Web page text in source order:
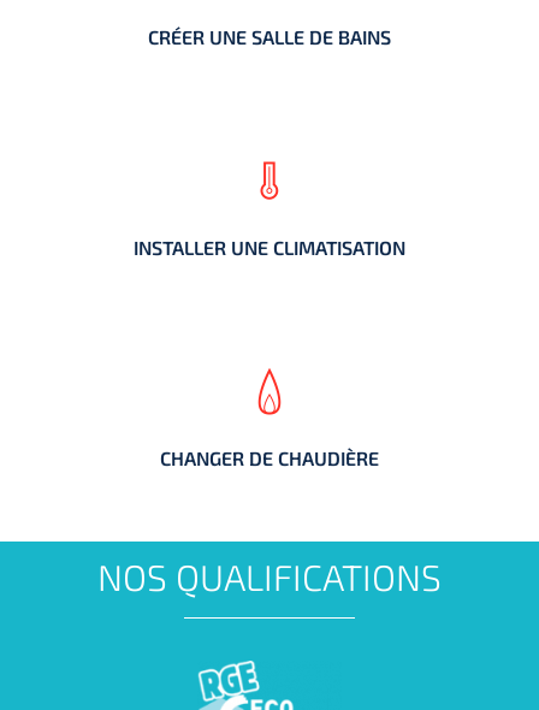
CRÉER UNE SALLE DE BAINS
CRÉER UNE SALLE DE BAINS
INSTALLER UNE CLIMATISATION
INSTALLER UNE CLIMATISATION
CHANGER DE CHAUDIÈRE
CHANGER DE CHAUDIÈRE
NOS QUALIFICATIONS